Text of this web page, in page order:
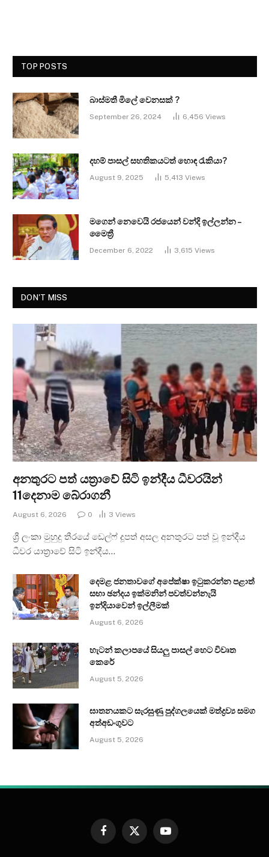
TOP POSTS
බාස්මතී මිලේ වෙනසක් ?
September 26, 2024 6,456 Views
දහම් පාසල් සහතිකයටත් හොඳ රැකියා?
August 9, 2025 5,413 Views
මගෙන් නෙවෙයි රජයෙන් වන්දි ඉල්ලන්න –
මෛත්‍රී
December 6, 2022 3,615 Views
DON'T MISS
අනතුරට පත් යත්‍රාවේ සිටි ඉන්දීය ධීවරයින්
11දෙනාම බේරාගනී
August 6, 2026 0 3 Views
ශ්‍රී ලංකා මුහුදු තීරයේ ඩෙල්ෆ් දූපත් අසල අනතුරට පත් වූ ඉන්දීය
ධීවර යාත්‍රාවේ සිටි ඉන්දීය…
දෙමළ ජනතාවගේ අපේක්ෂා ඉටුකරන්න පළාත්
සභා ඡන්දය ඉක්මනින් පවත්වන්නැයි
ඉන්දියාවෙන් ඉල්ලීමක්
August 6, 2026
හැටන් කලාපයේ සියලු පාසල් හෙට විවෘත
කෙරේ
August 5, 2026
ඝාතනයකට සැරසුණු පුද්ගලයෙක් මත්ද්‍රව්‍ය සමග
අත්අඩංගුවට
August 5, 2026
Facebook
X
YouTube